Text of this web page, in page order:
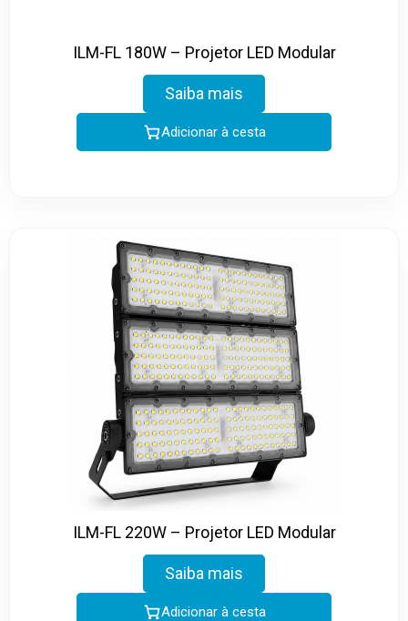
ILM-FL 180W – Projetor LED Modular
Saiba mais
Adicionar à cesta
ILM-FL 220W – Projetor LED Modular
Saiba mais
Adicionar à cesta